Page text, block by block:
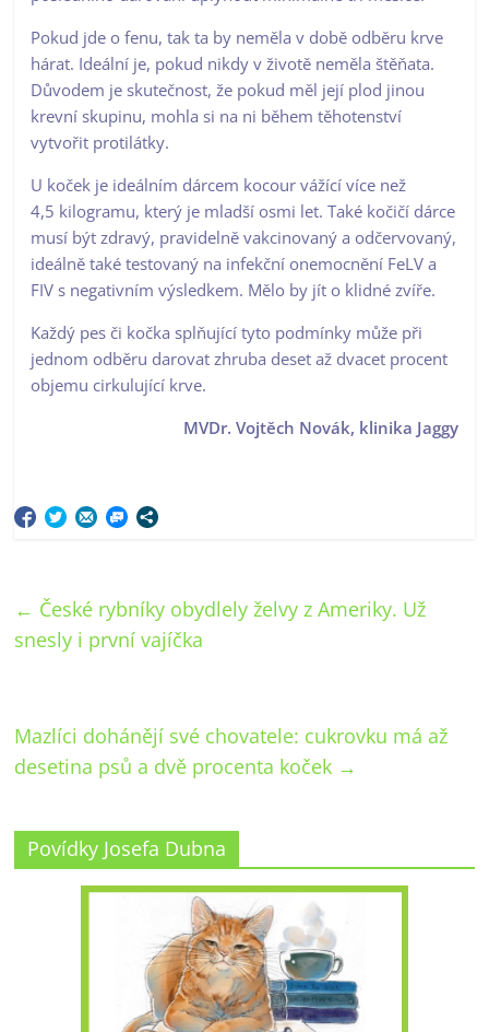
Pokud jde o fenu, tak ta by neměla v době odběru krve
hárat. Ideální je, pokud nikdy v životě neměla štěňata.
Důvodem je skutečnost, že pokud měl její plod jinou
krevní skupinu, mohla si na ni během těhotenství
vytvořit protilátky.
U koček je ideálním dárcem kocour vážící více než
4,5 kilogramu, který je mladší osmi let. Také kočičí dárce
musí být zdravý, pravidelně vakcinovaný a odčervovaný,
ideálně také testovaný na infekční onemocnění FeLV a
FIV s negativním výsledkem. Mělo by jít o klidné zvíře.
Každý pes či kočka splňující tyto podmínky může při
jednom odběru darovat zhruba deset až dvacet procent
objemu cirkulující krve.
MVDr. Vojtěch Novák, klinika Jaggy
← České rybníky obydlely želvy z Ameriky. Už
snesly i první vajíčka
Mazlíci dohánějí své chovatele: cukrovku má až
desetina psů a dvě procenta koček →
Povídky Josefa Dubna